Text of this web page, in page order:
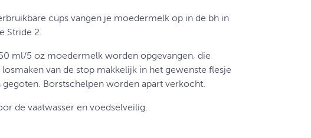
cups vangen je moedermelk op in de bh in
Stride 2.
ml/5 oz moedermelk worden opgevangen, die
van de stop makkelijk in het gewenste flesje
Borstschelpen worden apart verkocht.
de vaatwasser en voedselveilig.